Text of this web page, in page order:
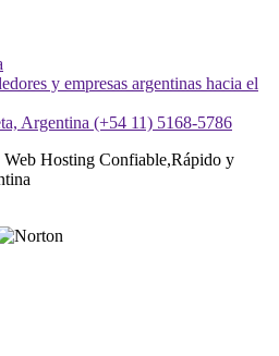
y empresas argentinas hacia el
Argentina (+54 11) 5168-5786
Hosting Confiable,Rápido y